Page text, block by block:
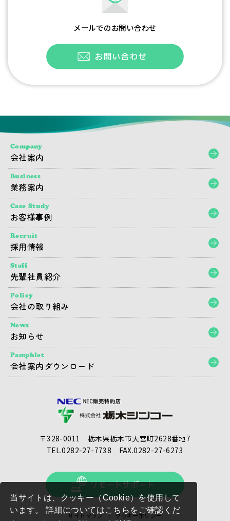
当サイトは、クッキー（Cookie）を使用して
います。 詳細についてはこちらをご確認くだ
メールでのお問い合わせ
Company
会社案内
Business
業務案内
Case Study
お客様事例
Recruit
採用情報
Staff
先輩社員紹介
Policy
会社の取り組み
News
お知らせ
Pamphlet
会社案内ダウンロード
〒328-0011 栃木県栃木市大宮町2628番地7
TEL.0282-27-7738 FAX.0282-27-6273
サイトマップ クッキーポリシー